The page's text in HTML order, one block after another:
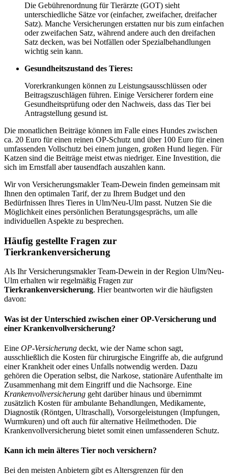
Die Gebührenordnung für Tierärzte (GOT) sieht
unterschiedliche Sätze vor (einfacher, zweifacher, dreifacher
Satz). Manche Versicherungen erstatten nur bis zum einfachen
oder zweifachen Satz, während andere auch den dreifachen
Satz decken, was bei Notfällen oder Spezialbehandlungen
wichtig sein kann.
Gesundheitszustand des Tieres:
Vorerkrankungen können zu Leistungsausschlüssen oder
Beitragszuschlägen führen. Einige Versicherer fordern eine
Gesundheitsprüfung oder den Nachweis, dass das Tier bei
Antragstellung gesund ist.
Die monatlichen Beiträge können im Falle eines Hundes zwischen
ca. 20 Euro für einen reinen OP-Schutz und über 100 Euro für einen
umfassenden Vollschutz bei einem jungen, großen Hund liegen. Für
Katzen sind die Beiträge meist etwas niedriger. Eine Investition, die
sich im Ernstfall aber tausendfach auszahlen kann.
Wir von Versicherungsmakler Team-Dewein finden gemeinsam mit
Ihnen den optimalen Tarif, der zu Ihrem Budget und den
Bedürfnissen Ihres Tieres in Ulm/Neu-Ulm passt. Nutzen Sie die
Möglichkeit eines persönlichen Beratungsgesprächs, um alle
individuellen Aspekte zu besprechen.
Häufig gestellte Fragen zur
Tierkrankenversicherung
Als Ihr Versicherungsmakler Team-Dewein in der Region Ulm/Neu-
Ulm erhalten wir regelmäßig Fragen zur
Tierkrankenversicherung. Hier beantworten wir die häufigsten
davon:
Was ist der Unterschied zwischen einer OP-Versicherung und
einer Krankenvollversicherung?
Eine OP-Versicherung deckt, wie der Name schon sagt,
ausschließlich die Kosten für chirurgische Eingriffe ab, die aufgrund
einer Krankheit oder eines Unfalls notwendig werden. Dazu
gehören die Operation selbst, die Narkose, stationäre Aufenthalte im
Zusammenhang mit dem Eingriff und die Nachsorge. Eine
Krankenvollversicherung geht darüber hinaus und übernimmt
zusätzlich Kosten für ambulante Behandlungen, Medikamente,
Diagnostik (Röntgen, Ultraschall), Vorsorgeleistungen (Impfungen,
Wurmkuren) und oft auch für alternative Heilmethoden. Die
Krankenvollversicherung bietet somit einen umfassenderen Schutz.
Kann ich mein älteres Tier noch versichern?
Bei den meisten Anbietern gibt es Altersgrenzen für den